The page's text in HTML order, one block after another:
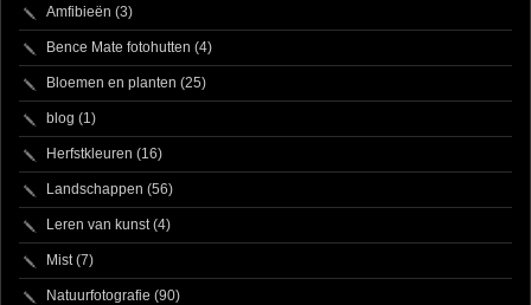
Amfibieën (3)
Bence Mate fotohutten (4)
Bloemen en planten (25)
blog (1)
Herfstkleuren (16)
Landschappen (56)
Leren van kunst (4)
Mist (7)
Natuurfotografie (90)